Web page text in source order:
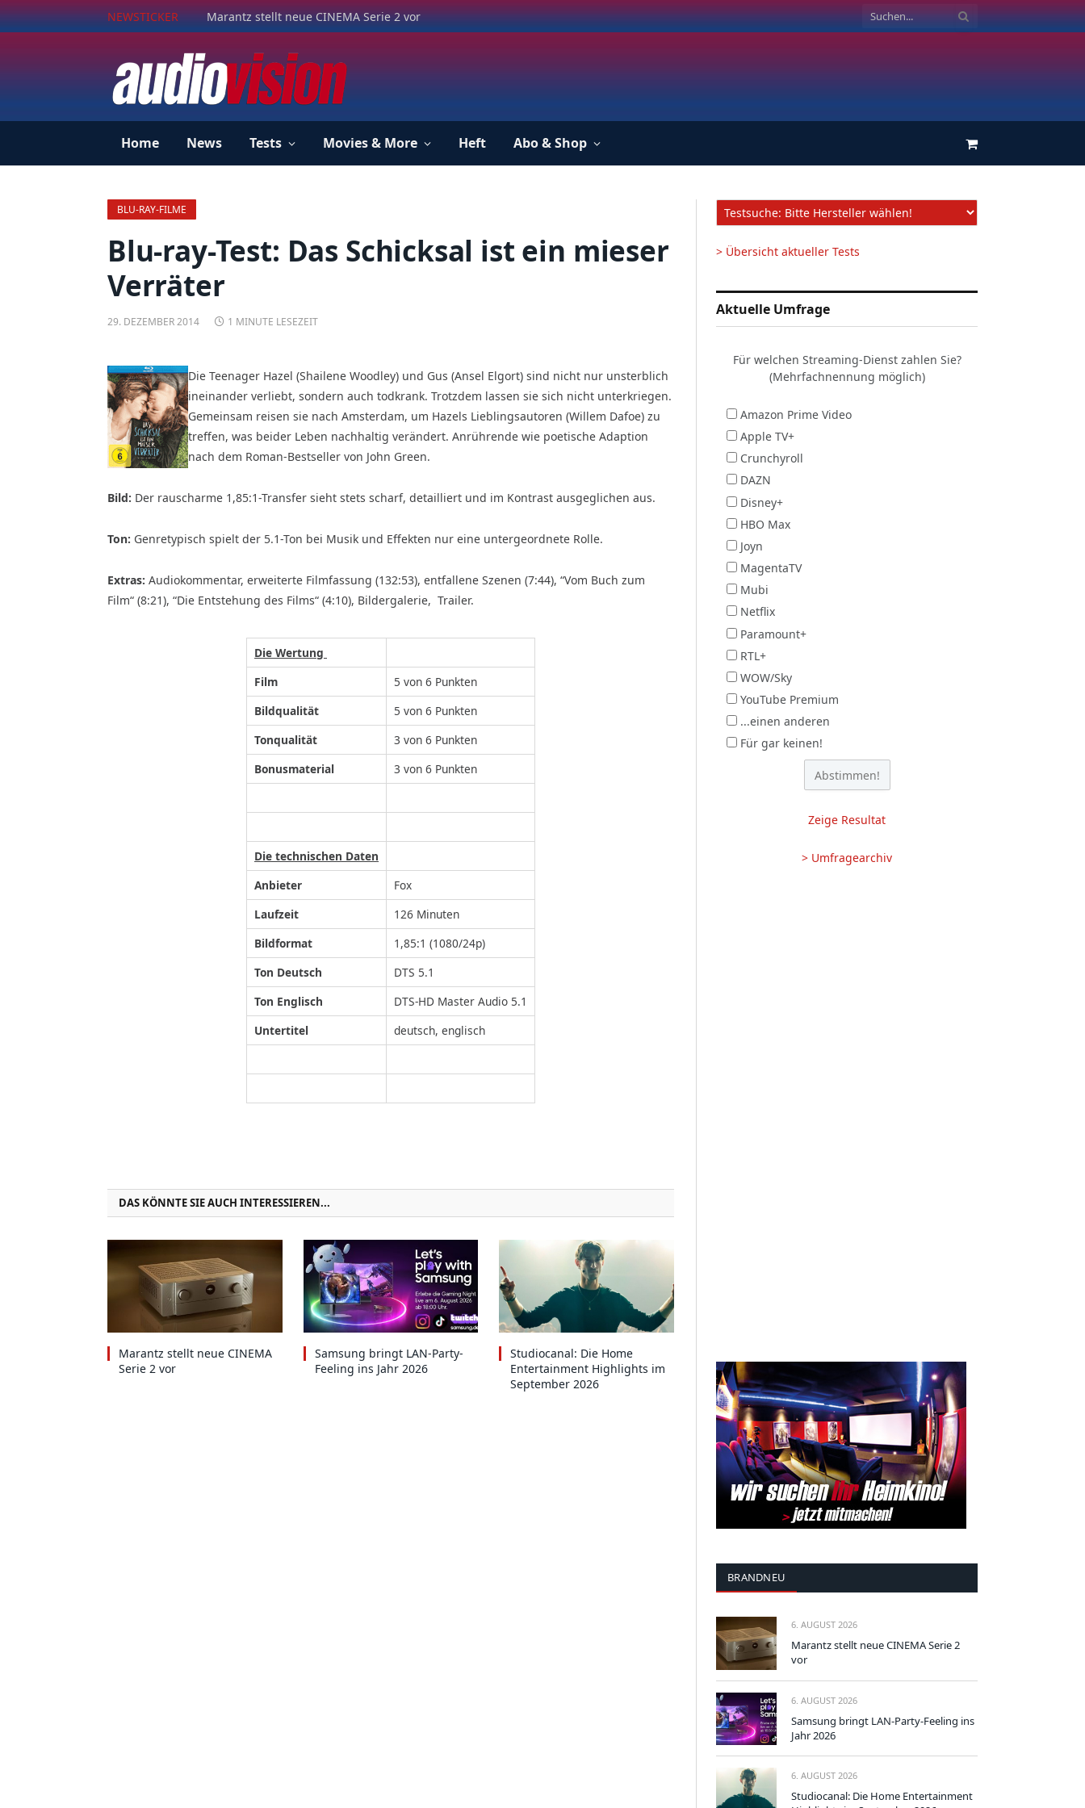
NEWSTICKER Marantz stellt neue CINEMA Serie 2 vor
Home News Tests Movies & More Heft Abo & Shop Einkaufswagen
BLU-RAY-FILME
Blu-ray-Test: Das Schicksal ist ein mieser
Verräter
29. DEZEMBER 2014 1 MINUTE LESEZEIT
Die Teenager Hazel (Shailene Woodley) und Gus (Ansel Elgort) sind nicht nur unsterblich
ineinander verliebt, sondern auch todkrank. Trotzdem lassen sie sich nicht unterkriegen.
Gemeinsam reisen sie nach Amsterdam, um Hazels Lieblingsautoren (Willem Dafoe) zu
treffen, was beider Leben nachhaltig verändert. Anrührende wie poetische Adaption
nach dem Roman-Bestseller von John Green.
Bild: Der rauscharme 1,85:1-Transfer sieht stets scharf, detailliert und im Kontrast ausgeglichen aus.
Ton: Genretypisch spielt der 5.1-Ton bei Musik und Effekten nur eine untergeordnete Rolle.
Extras: Audiokommentar, erweiterte Filmfassung (132:53), entfallene Szenen (7:44), “Vom Buch zum
Film“ (8:21), “Die Entstehung des Films“ (4:10), Bildergalerie, Trailer.
Die Wertung
Film
5 von 6 Punkten
Bildqualität
5 von 6 Punkten
Tonqualität
3 von 6 Punkten
Bonusmaterial
3 von 6 Punkten
Die technischen Daten
Anbieter
Fox
Laufzeit
126 Minuten
Bildformat
1,85:1 (1080/24p)
Ton Deutsch
DTS 5.1
Ton Englisch
DTS-HD Master Audio 5.1
Untertitel
deutsch, englisch
DAS KÖNNTE SIE AUCH INTERESSIEREN...
Marantz stellt neue CINEMA
Serie 2 vor
Samsung bringt LAN-Party-
Feeling ins Jahr 2026
Studiocanal: Die Home
Entertainment Highlights im
September 2026
> Übersicht aktueller Tests
Aktuelle Umfrage
Für welchen Streaming-Dienst zahlen Sie?
(Mehrfachnennung möglich)
Amazon Prime Video
Apple TV+
Crunchyroll
DAZN
Disney+
HBO Max
Joyn
MagentaTV
Mubi
Netflix
Paramount+
RTL+
WOW/Sky
YouTube Premium
...einen anderen
Für gar keinen!
Zeige Resultat
> Umfragearchiv
BRANDNEU
6. AUGUST 2026
Marantz stellt neue CINEMA Serie 2
vor
6. AUGUST 2026
Samsung bringt LAN-Party-Feeling ins
Jahr 2026
6. AUGUST 2026
Studiocanal: Die Home Entertainment